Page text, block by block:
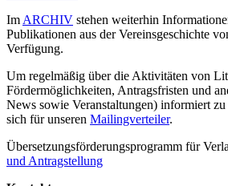
Im ARCHIV stehen weiterhin
Publikationen aus der Vereinsgeschichte
Verfügung.
Um regelmäßig über die Aktivitäten von
Fördermöglichkeiten, Antragsfristen und
News sowie Veranstaltungen) informiert
sich für unseren Mailingverteiler.
Übersetzungsförderungsprogramm für
und Antragstellung